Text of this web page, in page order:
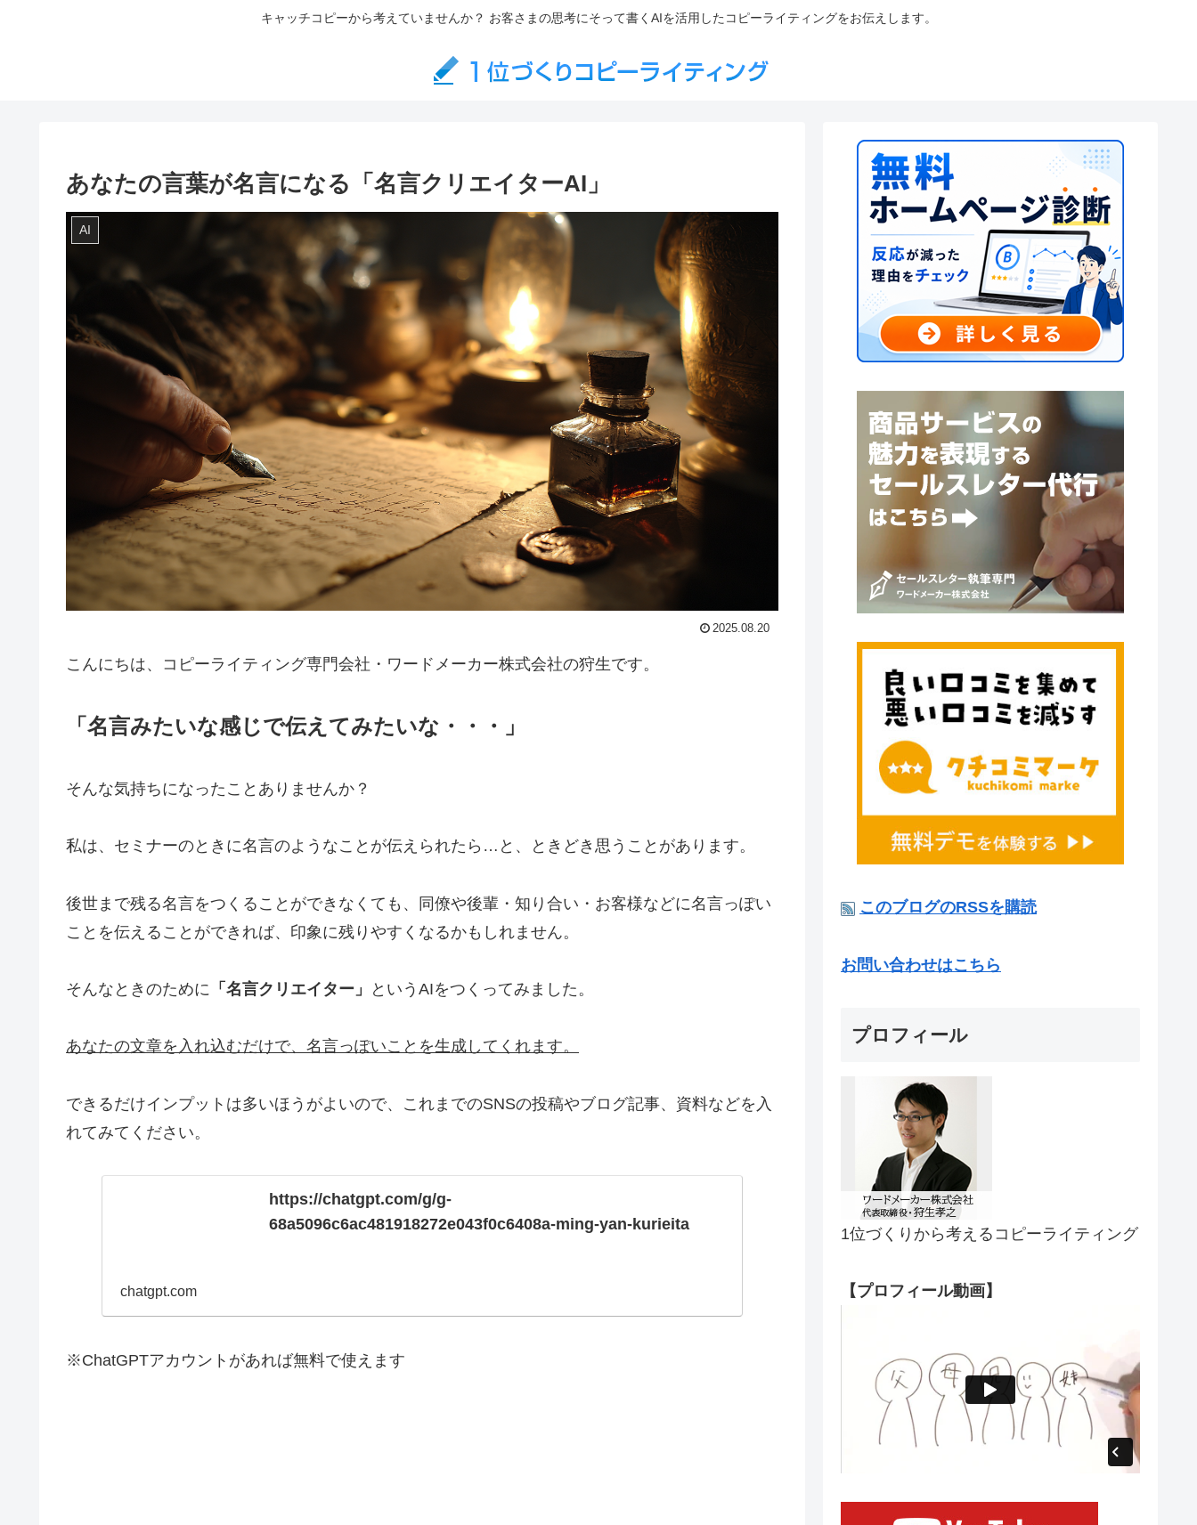
キャッチコピーから考えていませんか？ お客さまの思考にそって書くAIを活用したコピーライティングをお伝えします。
あなたの言葉が名言になる「名言クリエイターAI」
AI
2025.08.20
こんにちは、コピーライティング専門会社・ワードメーカー株式会社の狩生です。
「名言みたいな感じで伝えてみたいな・・・」
そんな気持ちになったことありませんか？
私は、セミナーのときに名言のようなことが伝えられたら…と、ときどき思うことがあります。
後世まで残る名言をつくることができなくても、同僚や後輩・知り合い・お客様などに名言っぽい
ことを伝えることができれば、印象に残りやすくなるかもしれません。
そんなときのために 「名言クリエイター」 というAIをつくってみました。
あなたの文章を入れ込むだけで、名言っぽいことを生成してくれます。
できるだけインプットは多いほうがよいので、これまでのSNSの投稿やブログ記事、資料などを入
れてみてください。
https://chatgpt.com/g/g-
68a5096c6ac481918272e043f0c6408a-ming-yan-kurieita
chatgpt.com
※ChatGPTアカウントがあれば無料で使えます
このブログのRSSを購読
お問い合わせはこちら
プロフィール
1位づくりから考えるコピーライティング
【プロフィール動画】